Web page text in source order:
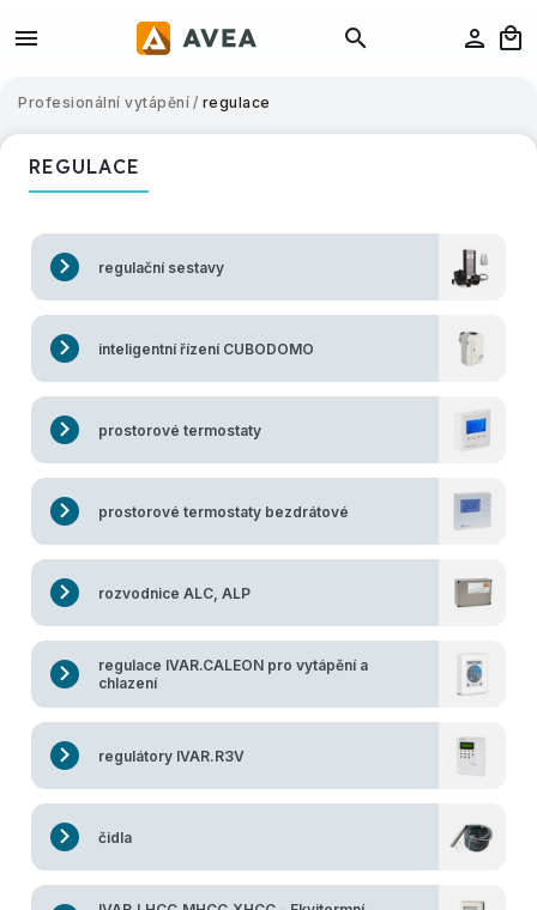
Profesionální vytápění / regulace
REGULACE
regulační sestavy
inteligentní řízení CUBODOMO
prostorové termostaty
prostorové termostaty bezdrátové
rozvodnice ALC, ALP
regulace IVAR.CALEON pro vytápění a
chlazení
regulátory IVAR.R3V
čidla